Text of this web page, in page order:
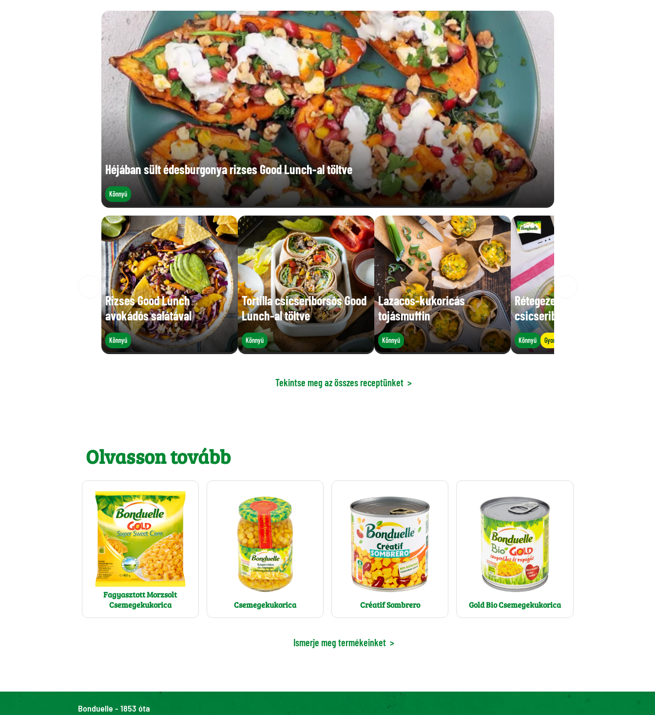
Héjában sült édesburgonya rizses Good Lunch-al töltve
Könnyű
Rizses Good Lunch
avokádós salátával
Könnyű
Tortilla csicseriborsós Good
Lunch-al töltve
Könnyű
Lazacos-kukoricás
tojásmuffin
Könnyű
Rétegezett tonhalsaláta
csicseriborsóval
Könnyű Gyors
Tekintse meg az összes receptünket >
Olvasson tovább
Fagyasztott Morzsolt
Csemegekukorica
Csemegekukorica Créatif Sombrero Gold Bio Csemegekukorica
Ismerje meg termékeinket >
Bonduelle - 1853 óta